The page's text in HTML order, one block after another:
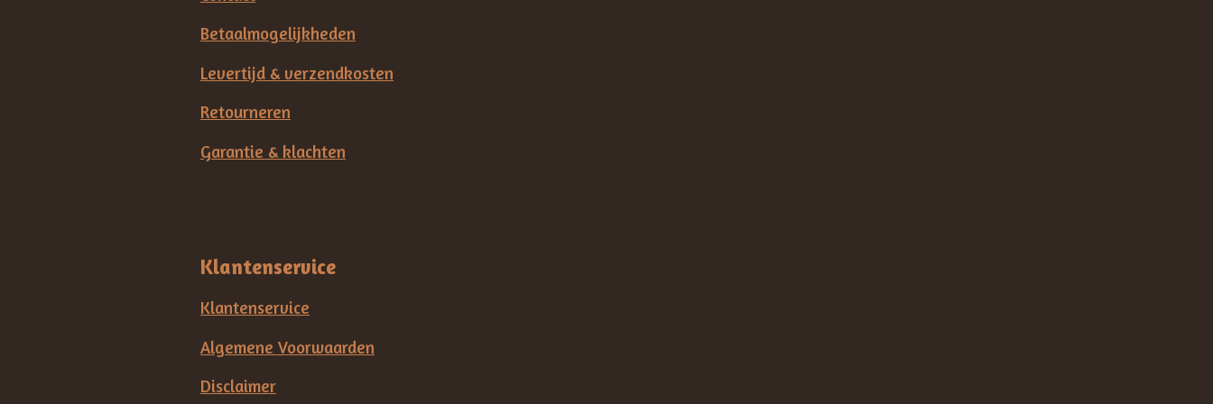
Betaalmogelijkheden
Levertijd & verzendkosten
Retourneren
Garantie & klachten
Klantenservice
Klantenservice
Algemene Voorwaarden
Disclaimer